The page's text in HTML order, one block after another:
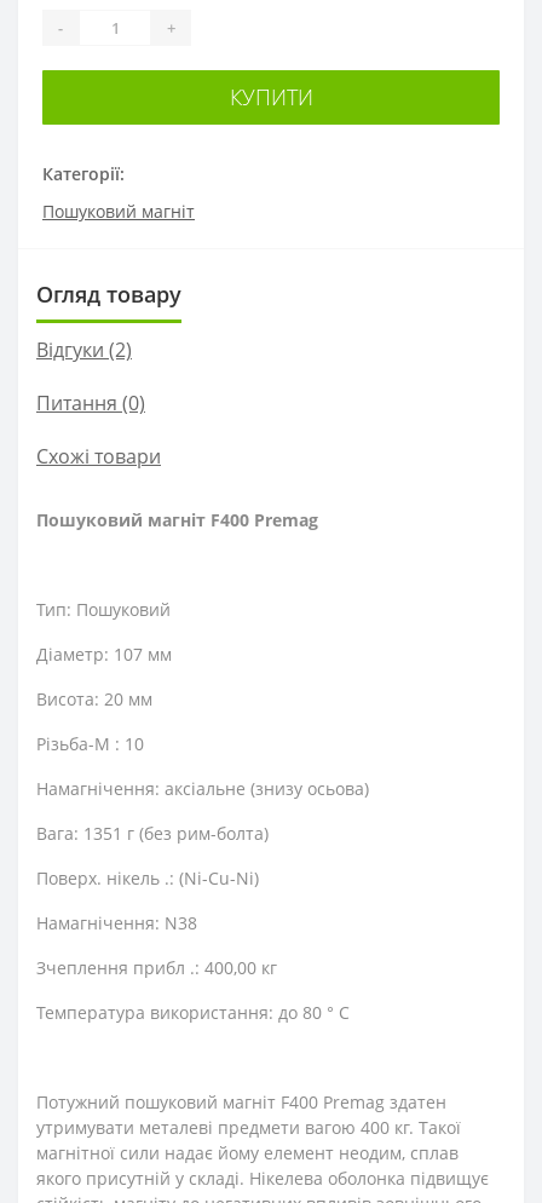
Категорії:
Пошуковий магніт
- +
КУПИТИ
Огляд товару
Відгуки (2)
Питання (0)
Схожі товари
Пошуковий магніт F400 Premag
Тип: Пошуковий
Діаметр: 107 мм
Висота: 20 мм
Різьба-М : 10
Намагнічення: аксіальне (знизу осьова)
Вага: 1351 г (без рим-болта)
Поверх. нікель .: (Ni-Cu-Ni)
Намагнічення: N38
Зчеплення прибл .: 400,00 кг
Температура використання: до 80 ° C
Потужний пошуковий магніт F400 Premag здатен
утримувати металеві предмети вагою 400 кг. Такої
магнітної сили надає йому елемент неодим, сплав
якого присутній у складі. Нікелева оболонка підвищує